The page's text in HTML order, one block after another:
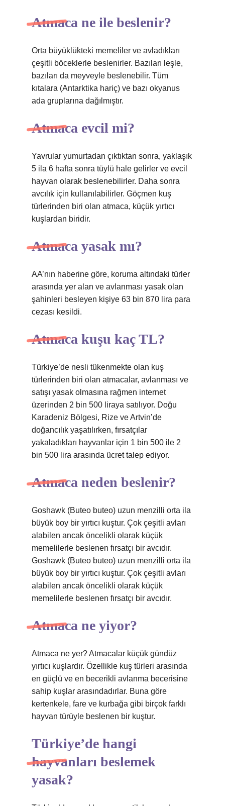
Atmaca ne ile beslenir?
Orta büyüklükteki memeliler ve avladıkları
çeşitli böceklerle beslenirler. Bazıları leşle,
bazıları da meyveyle beslenebilir. Tüm
kıtalara (Antarktika hariç) ve bazı okyanus
ada gruplarına dağılmıştır.
Atmaca evcil mi?
Yavrular yumurtadan çıktıktan sonra, yaklaşık
5 ila 6 hafta sonra tüylü hale gelirler ve evcil
hayvan olarak beslenebilirler. Daha sonra
avcılık için kullanılabilirler. Göçmen kuş
türlerinden biri olan atmaca, küçük yırtıcı
kuşlardan biridir.
Atmaca yasak mı?
AA’nın haberine göre, koruma altındaki türler
arasında yer alan ve avlanması yasak olan
şahinleri besleyen kişiye 63 bin 870 lira para
cezası kesildi.
Atmaca kuşu kaç TL?
Türkiye’de nesli tükenmekte olan kuş
türlerinden biri olan atmacalar, avlanması ve
satışı yasak olmasına rağmen internet
üzerinden 2 bin 500 liraya satılıyor. Doğu
Karadeniz Bölgesi, Rize ve Artvin’de
doğancılık yaşatılırken, fırsatçılar
yakaladıkları hayvanlar için 1 bin 500 ile 2
bin 500 lira arasında ücret talep ediyor.
Atmaca neden beslenir?
Goshawk (Buteo buteo) uzun menzilli orta ila
büyük boy bir yırtıcı kuştur. Çok çeşitli avları
alabilen ancak öncelikli olarak küçük
memelilerle beslenen fırsatçı bir avcıdır.
Goshawk (Buteo buteo) uzun menzilli orta ila
büyük boy bir yırtıcı kuştur. Çok çeşitli avları
alabilen ancak öncelikli olarak küçük
memelilerle beslenen fırsatçı bir avcıdır.
Atmaca ne yiyor?
Atmaca ne yer? Atmacalar küçük gündüz
yırtıcı kuşlardır. Özellikle kuş türleri arasında
en güçlü ve en becerikli avlanma becerisine
sahip kuşlar arasındadırlar. Buna göre
kertenkele, fare ve kurbağa gibi birçok farklı
hayvan türüyle beslenen bir kuştur.
Türkiye’de hangi
hayvanları beslemek
yasak?